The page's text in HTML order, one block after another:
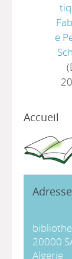
e
Accueil
Adresse
20000
Algerie